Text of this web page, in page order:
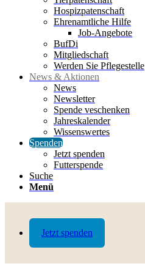
Jetzt spenden
Hospizpatenschaft
Ehrenamtliche Hilfe
Job-Angebote
BufDi
Mitgliedschaft
Werden Sie Pflegestelle
News & Aktionen
News
Newsletter
Spende veschenken
Jahreskalender
Wissenswertes
Spenden
Jetzt spenden
Futterspende
Suche
Menü